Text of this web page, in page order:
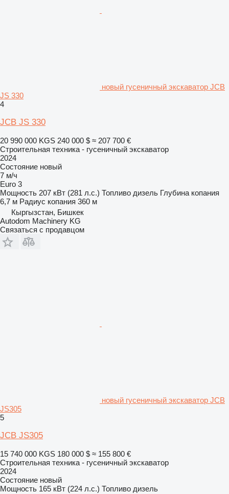
новый гусеничный экскаватор JCB
JS 330
4
JCB JS 330
20 990 000 KGS 240 000 $ ≈ 207 700 €
Строительная техника - гусеничный экскаватор
2024
Состояние новый
7 м/ч
Euro 3
Мощность 207 кВт (281 л.с.) Топливо дизель Глубина копания
6,7 м Радиус копания 360 м
Кыргызстан, Бишкек
Autodom Machinery KG
Связаться с продавцом
новый гусеничный экскаватор JCB
JS305
5
JCB JS305
15 740 000 KGS 180 000 $ ≈ 155 800 €
Строительная техника - гусеничный экскаватор
2024
Состояние новый
Мощность 165 кВт (224 л.с.) Топливо дизель